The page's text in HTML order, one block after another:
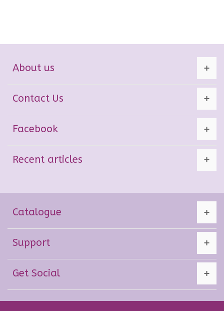
About us
Contact Us
Facebook
Recent articles
Catalogue
Support
Get Social